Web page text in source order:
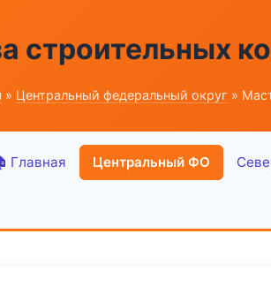
строительных
» Центральный федеральный округ »
Главная Центральный ФО